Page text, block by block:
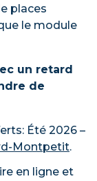
places
le module
un retard
de
Été 2026 –
Montpetit.
en ligne et